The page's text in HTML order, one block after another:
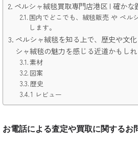
ペルシャ絨毯買取専門店港区 | 確かな
国内でどこでも、絨毯販売 や ペル
します。
ペルシャ絨毯を知る上で、歴史や文
シャ絨毯の魅力を感じる近道かもし
素材
図案
歴史
1 レビュー
お電話による査定や買取に関するお